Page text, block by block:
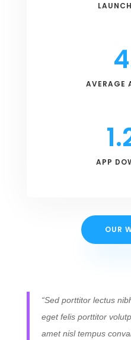
AVERAGE
APP
OUR
“Sed porttitor lectus
eget felis porttitor
amet nisl tempus